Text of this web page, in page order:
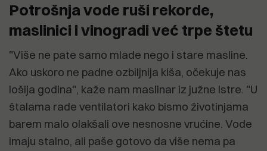
Potrošnja vode ruši rekorde,
maslinici i vinogradi već trpe štetu
"Više ne pate samo mlade nego i stare masline.
Ako uskoro ne padne ozbiljnija kiša, očekuje nas
lošija godina", kaže nam maslinar iz južne Istre. "U
štalama rade ventilatori kako bismo životinjama
barem malo olakšali ove nesnosne vrućine. Vode
imaju stalno, ali paše gotovo da više nema pa